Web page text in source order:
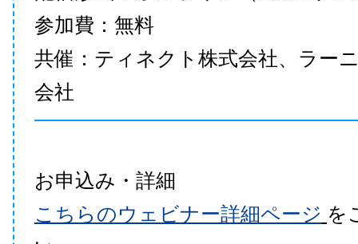
参加費：無料
共催：ティネクト株式会社、ラー
会社
お申込み・詳細
こちらのウェビナー詳細ページ を